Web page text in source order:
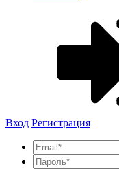
Вход Регистрация